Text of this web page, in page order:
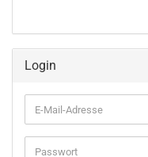
Login
E-
Mail-
Adresse
Passwort